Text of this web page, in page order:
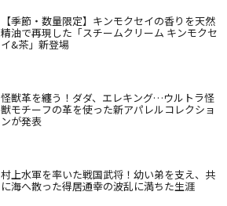
【季節・数量限定】キンモクセイの香りを天然
精油で再現した「スチームクリーム キンモクセ
イ&茶」新登場
怪獣革を纏う！ダダ、エレキング…ウルトラ怪
獣モチーフの革を使った新アパレルコレクショ
ンが発表
村上水軍を率いた戦国武将！幼い弟を支え、共
に海へ散った得居通幸の波乱に満ちた生涯